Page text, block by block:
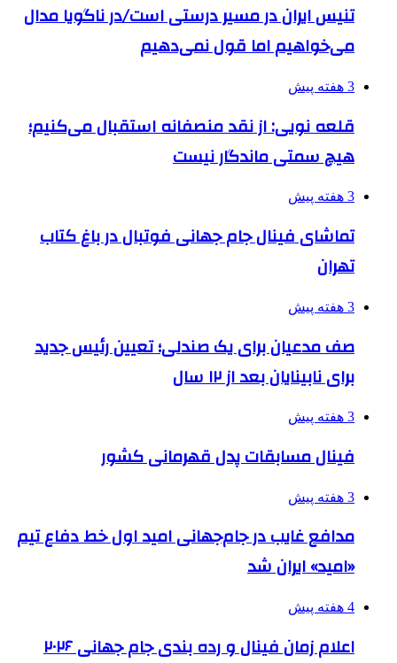
تنیس ایران در مسیر درستی است/در ناگویا مدال
می‌خواهیم اما قول نمی‌دهیم
3 هفته پیش
قلعه نویی: از نقد منصفانه استقبال می‌کنیم؛
هیچ سمتی ماندگار نیست
3 هفته پیش
تماشای فینال جام جهانی فوتبال در باغ کتاب
تهران
3 هفته پیش
صف مدعیان برای یک صندلی؛ تعیین رئیس جدید
برای نابینایان بعد از ۱۲ سال
3 هفته پیش
فینال مسابقات پدل قهرمانی کشور
3 هفته پیش
مدافع غایب در جام‌جهانی امید اول خط دفاع تیم
«امید» ایران شد
4 هفته پیش
اعلام زمان فینال و رده بندی جام جهانی ۲۰۲۶